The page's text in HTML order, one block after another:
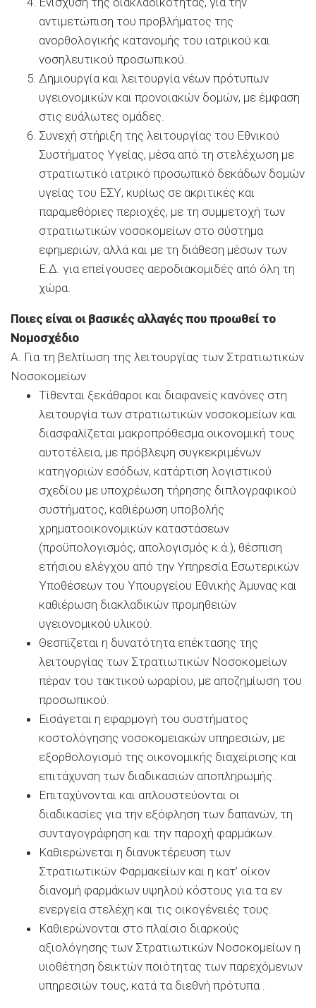
αντιμετώπιση του προβλήματος της
ανορθολογικής κατανομής του ιατρικού και
νοσηλευτικού προσωπικού.
Δημιουργία και λειτουργία νέων πρότυπων
υγειονομικών και προνοιακών δομών, με έμφαση
στις ευάλωτες ομάδες.
Συνεχή στήριξη της λειτουργίας του Εθνικού
Συστήματος Υγείας, μέσα από τη στελέχωση με
στρατιωτικό ιατρικό προσωπικό δεκάδων δομών
υγείας του ΕΣΥ, κυρίως σε ακριτικές και
παραμεθόριες περιοχές, με τη συμμετοχή των
στρατιωτικών νοσοκομείων στο σύστημα
εφημεριών, αλλά και με τη διάθεση μέσων των
Ε.Δ. για επείγουσες αεροδιακομιδές από όλη τη
χώρα.
Ποιες είναι οι βασικές αλλαγές που προωθεί το
Νομοσχέδιο
Α. Για τη βελτίωση της λειτουργίας των Στρατιωτικών
Νοσοκομείων
Τίθενται ξεκάθαροι και διαφανείς κανόνες στη
λειτουργία των στρατιωτικών νοσοκομείων και
διασφαλίζεται μακροπρόθεσμα οικονομική τους
αυτοτέλεια, με πρόβλεψη συγκεκριμένων
κατηγοριών εσόδων, κατάρτιση λογιστικού
σχεδίου με υποχρέωση τήρησης διπλογραφικού
συστήματος, καθιέρωση υποβολής
χρηματοοικονομικών καταστάσεων
(προϋπολογισμός, απολογισμός κ.ά.), θέσπιση
ετήσιου ελέγχου από την Υπηρεσία Εσωτερικών
Υποθέσεων του Υπουργείου Εθνικής Άμυνας και
καθιέρωση διακλαδικών προμηθειών
υγειονομικού υλικού.
Θεσπίζεται η δυνατότητα επέκτασης της
λειτουργίας των Στρατιωτικών Νοσοκομείων
πέραν του τακτικού ωραρίου, με αποζημίωση του
προσωπικού.
Εισάγεται η εφαρμογή του συστήματος
κοστολόγησης νοσοκομειακών υπηρεσιών, με
εξορθολογισμό της οικονομικής διαχείρισης και
επιτάχυνση των διαδικασιών αποπληρωμής.
Επιταχύνονται και απλουστεύονται οι
διαδικασίες για την εξόφληση των δαπανών, τη
συνταγογράφηση και την παροχή φαρμάκων.
Καθιερώνεται η διανυκτέρευση των
Στρατιωτικών Φαρμακείων και η κατ’ οίκον
διανομή φαρμάκων υψηλού κόστους για τα εν
ενεργεία στελέχη και τις οικογένειές τους.
Καθιερώνονται στο πλαίσιο διαρκούς
αξιολόγησης των Στρατιωτικών Νοσοκομείων η
υιοθέτηση δεικτών ποιότητας των παρεχόμενων
υπηρεσιών τους, κατά τα διεθνή πρότυπα .